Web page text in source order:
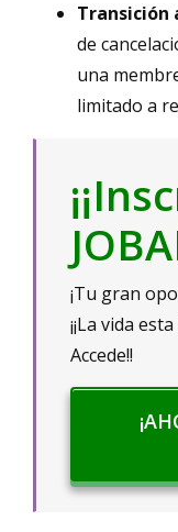
de
una
limitado a
¡Tu gran
¡¡La vida
Accede!!